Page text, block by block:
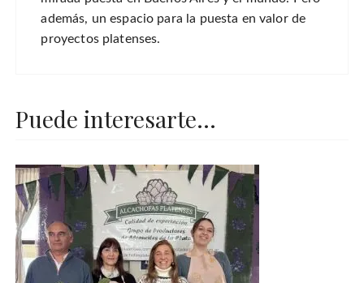
además, un espacio para la puesta en valor de
proyectos platenses.
Puede interesarte...